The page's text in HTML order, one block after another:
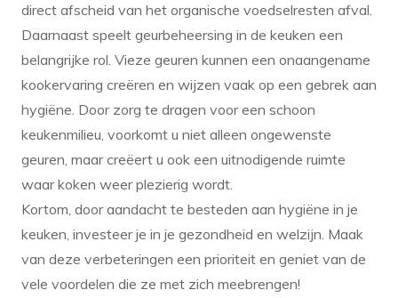
direct afscheid van het organische voedselresten afval.
Daarnaast speelt geurbeheersing in de keuken een
belangrijke rol. Vieze geuren kunnen een onaangename
kookervaring creëren en wijzen vaak op een gebrek aan
hygiëne. Door zorg te dragen voor een schoon
keukenmilieu, voorkomt u niet alleen ongewenste
geuren, maar creëert u ook een uitnodigende ruimte
waar koken weer plezierig wordt.
Kortom, door aandacht te besteden aan hygiëne in je
keuken, investeer je in je gezondheid en welzijn. Maak
van deze verbeteringen een prioriteit en geniet van de
vele voordelen die ze met zich meebrengen!